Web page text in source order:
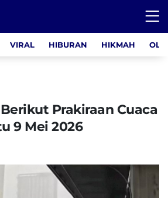
VIRAL HIBURAN HIKMAH
Prakiraan Cuaca
9 Mei 2026